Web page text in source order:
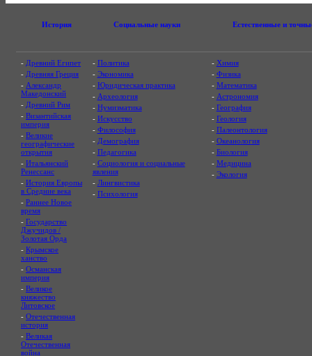
История Социальные науки Естественные и
- Древний Египет
- Древняя Греция
- Александр
Македонский
- Древний Рим
- Византийская
империя
- Великие
географические
открытия
- Итальянский
Ренессанс
- История Европы
в Средние века
- Раннее Новое
время
- Государство
Джучидов /
Золотая Орда
- Крымское
ханство
- Османская
империя
- Великое
княжество
Литовское
- Отечественная
история
- Великая
Отечественная
война
- Политика
- Экономика
- Юридическая практика
- Археология
- Нумизматика
- Искусство
- Философия
- Демография
- Педагогика
- Социология и социальные
явления
- Лингвистика
- Психология
- Химия
- Физика
- Математика
- Астрономия
- География
- Геология
- Палеонтология
- Океанология
- Биология
- Медицина
- Экология